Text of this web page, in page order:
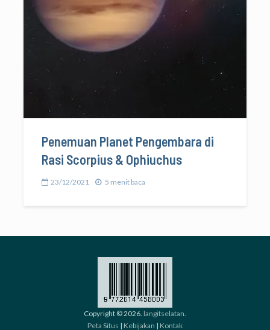
Penemuan Planet Pengembara di
Rasi Scorpius & Ophiuchus
23/12/2021 5 menit baca
Copyright © 2026. langitselatan
Peta Situs | Kebijakan | Kontak